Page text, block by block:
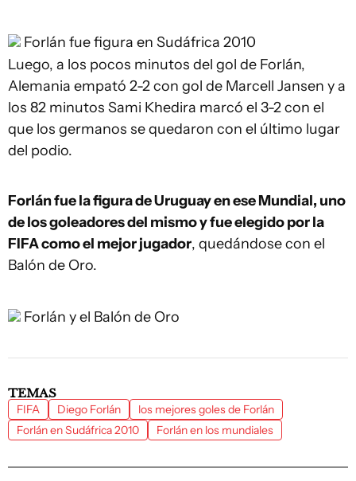
Forlán fue figura en Sudáfrica 2010
Luego, a los pocos minutos del gol de Forlán,
Alemania empató 2-2 con gol de Marcell Jansen y a
los 82 minutos Sami Khedira marcó el 3-2 con el
que los germanos se quedaron con el último lugar
del podio.
Forlán fue la figura de Uruguay en ese Mundial, uno
de los goleadores del mismo y fue elegido por la
FIFA como el mejor jugador, quedándose con el
Balón de Oro.
Forlán y el Balón de Oro
TEMAS
FIFA Diego Forlán
los mejores goles de Forlán
Forlán en Sudáfrica 2010
Forlán en los mundiales